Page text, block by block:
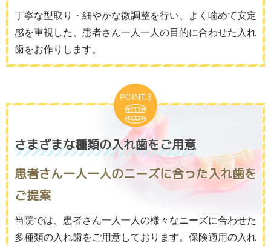
丁寧な型取り・細やかな微調整を行い、よく噛めて安定
感を重視した、患者さん一人一人の目的に合わせた入れ
歯をお作りします。
さまざまな種類の入れ歯をご用意
患者さん一人一人のニーズに合った入れ歯を
ご提案
当院では、患者さん一人一人の様々なニーズに合わせた
多種類の入れ歯をご用意しております。保険適用の入れ